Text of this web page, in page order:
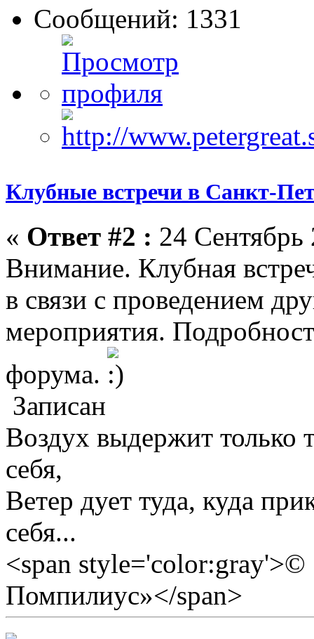
Сообщений: 1331
Клубные встречи в Санкт-
« Ответ #2 : 24
Внимание. Клубная
в связи с проведением
мероприятия.
форума.
Записан
Воздух выдержит только
себя,
Ветер дует туда, куда
себя...
<span style='color:gray'>©
Помпилиус»</span>